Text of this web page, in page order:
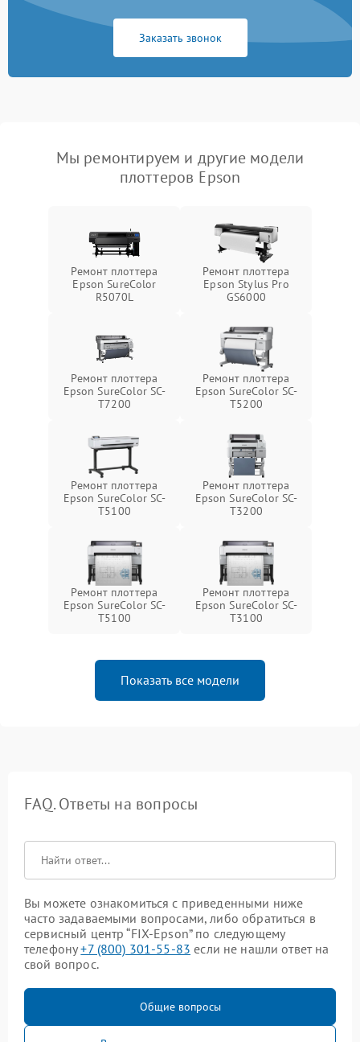
Заказать звонок
Мы ремонтируем и другие модели
плоттеров Epson
Ремонт плоттера
Epson SureColor
R5070L
Ремонт плоттера
Epson Stylus Pro
GS6000
Ремонт плоттера
Epson SureColor SC-
T7200
Ремонт плоттера
Epson SureColor SC-
T5200
Ремонт плоттера
Epson SureColor SC-
T5100
Ремонт плоттера
Epson SureColor SC-
T3200
Ремонт плоттера
Epson SureColor SC-
T5100
Ремонт плоттера
Epson SureColor SC-
T3100
Показать все модели
FAQ. Ответы на вопросы
Вы можете ознакомиться с приведенными ниже
часто задаваемыми вопросами, либо обратиться в
сервисный центр “FIX-Epson” по следующему
телефону+7 (800) 301-55-83 если не нашли ответ на
свой вопрос.
Общие вопросы